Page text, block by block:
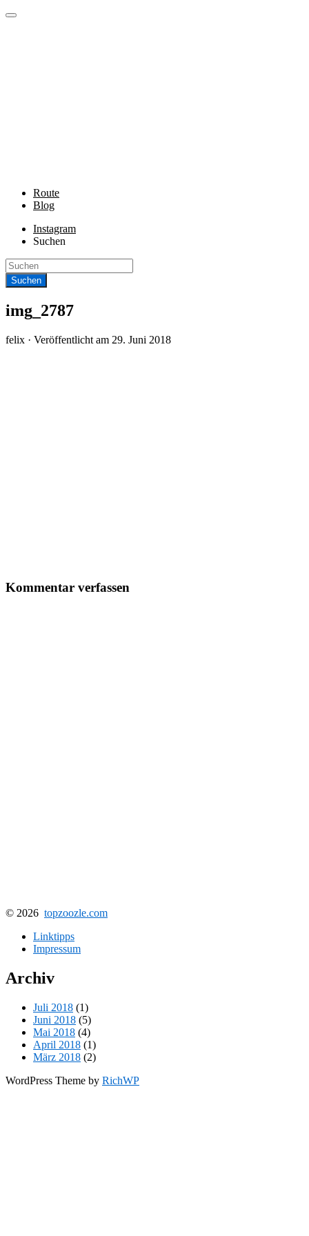
Route
Blog
Instagram
Suchen
img_2787
felix · Veröffentlicht am 29. Juni 2018
Kommentar verfassen
© 2026 topzoozle.com
Linktipps
Impressum
Archiv
Juli 2018 (1)
Juni 2018 (5)
Mai 2018 (4)
April 2018 (1)
März 2018 (2)
WordPress Theme by RichWP